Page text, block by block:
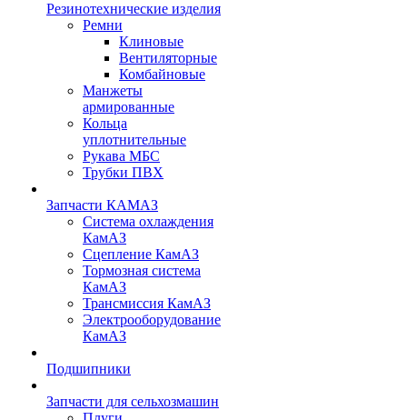
Резинотехнические изделия
Ремни
Клиновые
Вентиляторные
Комбайновые
Манжеты
армированные
Кольца
уплотнительные
Рукава МБС
Трубки ПВХ
Запчасти КАМАЗ
Система охлаждения
КамАЗ
Сцепление КамАЗ
Тормозная система
КамАЗ
Трансмиссия КамАЗ
Электрооборудование
КамАЗ
Подшипники
Запчасти для сельхозмашин